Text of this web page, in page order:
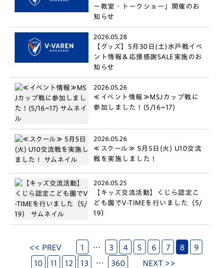
ー教室・トークショー」開催のお
知らせ
2026.05.28
【グッズ】5月30日(土)水戸戦イベ
ント情報＆応援感謝SALE実施のお
知らせ
2026.05.26
≪イベント情報≫MSJカップ戦に
参加しました！(5/16~17)
2026.05.26
≪スクール≫ 5月5日(火) U10交流
戦を実施しました！
2026.05.25
【キッズ交流活動】くじら認定こ
ども園でV-TIMEを行いました（5/
19）
<< PREV 1 … 3 4 5 6 7 8
9
10
11 12 13 … 360 NEXT >>